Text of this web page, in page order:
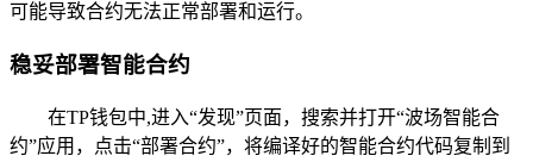
可能导致合约无法正常部署和运行。
稳妥部署智能合约
在TP钱包中,进入“发现”页面，搜索并打开“波场智能合
约”应用，点击“部署合约”，将编译好的智能合约代码复制到